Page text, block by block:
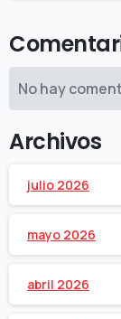
No hay
Archivos
julio 2026
mayo 2026
abril 2026